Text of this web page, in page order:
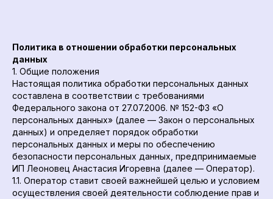
Политика в отношении обработки персональных
данных
1. Общие положения
Настоящая политика обработки персональных данных
составлена в соответствии с требованиями
Федерального закона от 27.07.2006. № 152-ФЗ «О
персональных данных» (далее — Закон о персональных
данных) и определяет порядок обработки
персональных данных и меры по обеспечению
безопасности персональных данных, предпринимаемые
ИП Леоновец Анастасия Игоревна (далее — Оператор).
1.1. Оператор ставит своей важнейшей целью и условием
осуществления своей деятельности соблюдение прав и